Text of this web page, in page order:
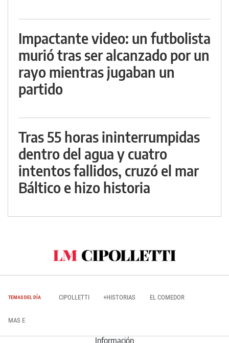
Impactante video: un futbolista
murió tras ser alcanzado por un
rayo mientras jugaban un
partido
Tras 55 horas ininterrumpidas
dentro del agua y cuatro
intentos fallidos, cruzó el mar
Báltico e hizo historia
TEMAS DEL DÍA CIPOLLETTI +HISTORIAS EL COMEDOR
MAS E
Información